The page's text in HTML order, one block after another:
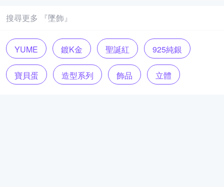
搜尋更多 『墜飾』
YUME 鍍K金 聖誕紅 925純銀
寶貝蛋 造型系列 飾品 立體